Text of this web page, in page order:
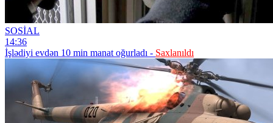
SOSİAL
14:36
İşlədiyi evdən 10 min manat oğurladı - Saxlanıldı